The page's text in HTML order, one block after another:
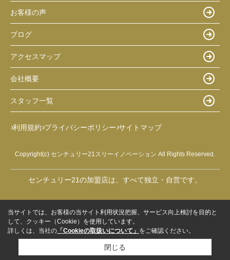
お客様の声
ブログ
アクセスマップ
会社概要
スタッフ一覧
利用規約 プライバシーポリシー サイトマップ
Copyright(c) センチュリー21スリーイノベーション All Rights Reserved.
センチュリー21の加盟店は、すべて独立・自営です。
当サイトでは、お客様の当サイト利用状況把握、サービス向上検討を目的と
して、クッキー（Cookie）を使用しています。
詳しくは、当社の 「Cookieの取扱いについて」 をご確認ください。
閉じる